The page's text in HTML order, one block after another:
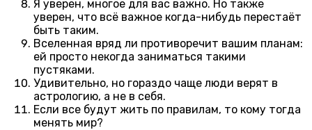
Я уверен, многое для вас важно. Но также
уверен, что всё важное когда-нибудь перестаёт
быть таким.
Вселенная вряд ли противоречит вашим планам:
ей просто некогда заниматься такими
пустяками.
Удивительно, но гораздо чаще люди верят в
астрологию, а не в себя.
Если все будут жить по правилам, то кому тогда
менять мир?